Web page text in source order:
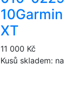
10
XT
11 000 Kč
Kusů skladem: